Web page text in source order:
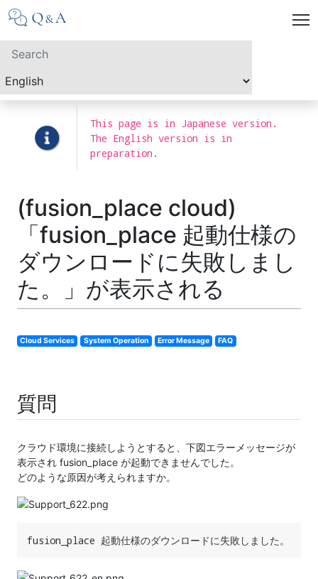
This page is in Japanese version.
The English version is in
preparation.
(fusion_place cloud)
「fusion_place 起動仕様の
ダウンロードに失敗しまし
た。」が表示される
Cloud Services System Operation Error Message FAQ
質問
クラウド環境に接続しようとすると、下図エラーメッセージが
表示され fusion_place が起動できませんでした。
どのような原因が考えられますか。
fusion_place 起動仕様のダウンロードに失敗しました。